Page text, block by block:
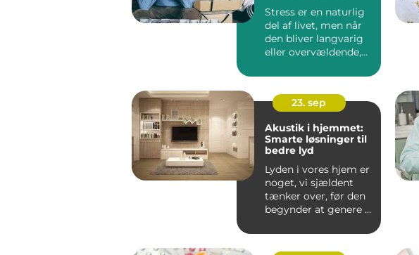
Stress er en naturlig
del af livet, men når
den bliver langvarig
eller overvældende,
23. sep
Akustik i hjemmet:
Smarte løsninger til
bedre lyd
Lyden i vores hjem er
noget, vi sjældent
tænker over, før den
begynder at genere ...